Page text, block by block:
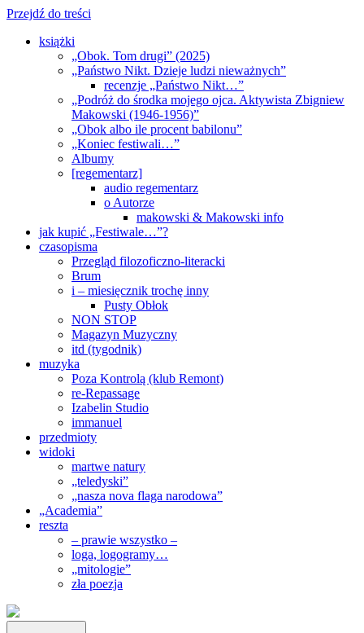
Przejdź do treści
książki
„Obok. Tom drugi” (2025)
„Państwo Nikt. Dzieje ludzi nieważnych”
recenzje „Państwo Nikt…”
„Podróż do środka mojego ojca. Aktywista Zbigniew
Makowski (1946-1956)”
„Obok albo ile procent babilonu”
„Koniec festiwali…”
Albumy
[regementarz]
audio regementarz
o Autorze
makowski & Makowski info
jak kupić „Festiwale…”?
czasopisma
Przegląd filozoficzno-literacki
Brum
i – miesięcznik trochę inny
Pusty Obłok
NON STOP
Magazyn Muzyczny
itd (tygodnik)
muzyka
Poza Kontrolą (klub Remont)
re-Repassage
Izabelin Studio
immanuel
przedmioty
widoki
martwe natury
„teledyski”
„nasza nova flaga narodowa”
„Academia”
reszta
– prawie wszystko –
loga, logogramy…
„mitologie”
zła poezja
„Obywatele…”